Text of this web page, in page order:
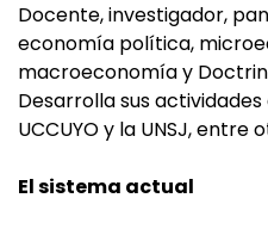
Docente, investigador,
economía política,
macroeconomía y
Desarrolla sus
UCCUYO y la UNSJ, entre
El sistema actual